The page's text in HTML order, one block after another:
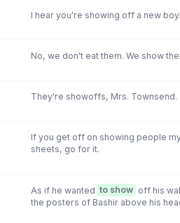
I hear you're showing off a new boy.
No, we don't eat them. We show
They're showoffs, Mrs. Townsend.
If you get off on showing people
sheets, go for it.
As if he wanted to show off his
the posters of Bashir above his